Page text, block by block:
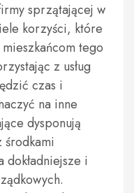
sprzątającej w
korzyści, które
tego
z usług
czas i
na inne
dysponują
i